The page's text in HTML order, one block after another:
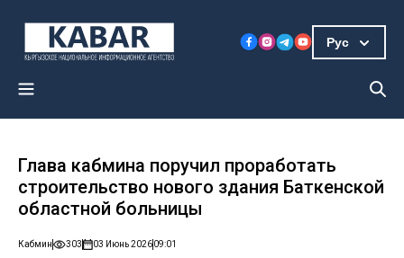
Рус
Глава кабмина поручил проработать
строительство нового здания Баткенской
областной больницы
Кабмин 303 03 Июнь 202609:01